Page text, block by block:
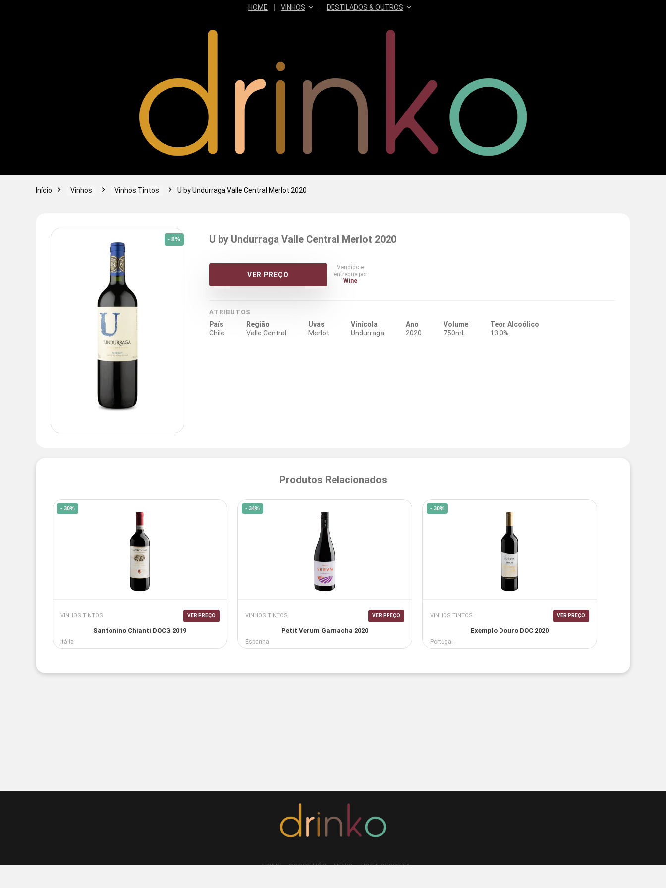
HOME VINHOS DESTILADOS & OUTROS
Início Vinhos Vinhos Tintos U by Undurraga Valle Central Merlot 2020
- 8% U by Undurraga Valle Central Merlot 2020
VER PREÇO
Vendido e
entregue por
Wine
ATRIBUTOS
País
Chile
Região
Valle Central
Uvas
Merlot
Vinícola
Undurraga
Ano
2020
Volume
750mL
Teor Alcoólico
13.0%
Produtos Relacionados
- 30%
VINHOS TINTOS VER PREÇO
Santonino Chianti DOCG 2019
Itália
- 34%
VINHOS TINTOS VER PREÇO
Petit Verum Garnacha 2020
Espanha
- 30%
VINHOS TINTOS VER PREÇO
Exemplo Douro DOC 2020
Portugal
HOME SOBRE NÓS NEWS LISTA SECRETA